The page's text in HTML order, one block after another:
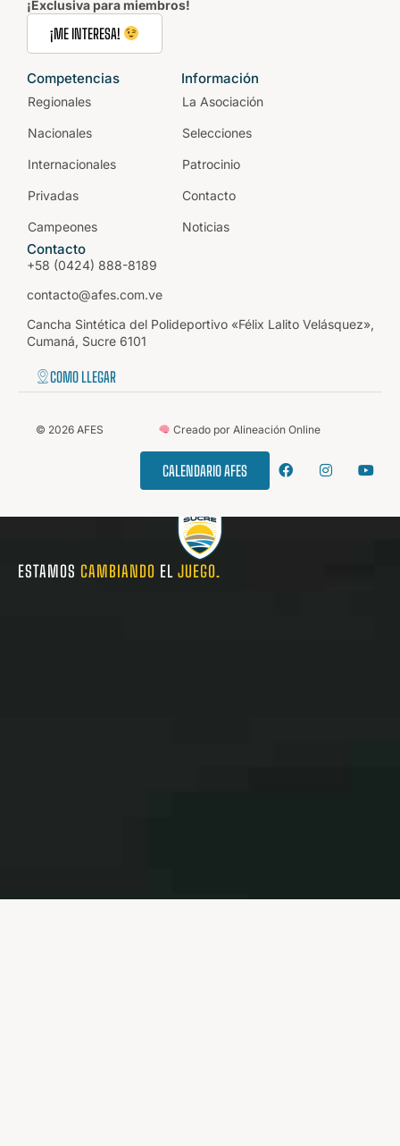
¡Exclusiva para miembros!
¡ME INTERESA!
Competencias
Regionales
Nacionales
Internacionales
Privadas
Campeones
Información
La Asociación
Selecciones
Patrocinio
Contacto
Noticias
Contacto
+58 (0424) 888-8189
contacto@afes.com.ve
Cancha Sintética del Polideportivo «Félix Lalito Velásquez»,
Cumaná, Sucre 6101
COMO LLEGAR
© 2026AFES Creado por Alineación Online
CALENDARIO AFES
ESTAMOS CAMBIANDO EL JUEGO.